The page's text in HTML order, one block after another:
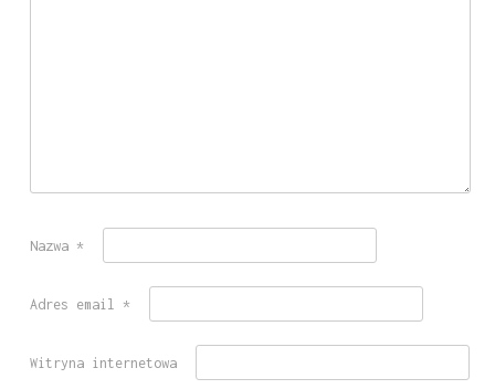
Nazwa *
Adres email *
Witryna internetowa